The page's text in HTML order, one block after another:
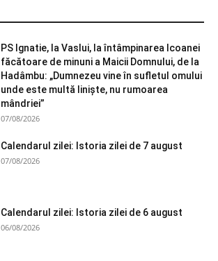
PS Ignatie, la Vaslui, la întâmpinarea Icoanei
făcătoare de minuni a Maicii Domnului, de la
Hadâmbu: „Dumnezeu vine în sufletul omului
unde este multă liniște, nu rumoarea
mândriei”
07/08/2026
Calendarul zilei: Istoria zilei de 7 august
07/08/2026
Calendarul zilei: Istoria zilei de 6 august
06/08/2026